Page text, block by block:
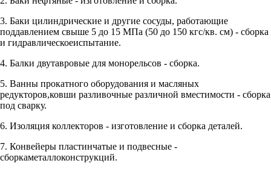
3. Баки цилиндрические и другие сосуды, работающие
поддавлением свыше 5 до 15 МПа (50 до 150 кгс/кв. см) - сборка
и гидравлическоеиспытание.
4. Балки двутавровые для монорельсов - сборка.
5. Ванны прокатного оборудования и масляных
редукторов,ковши разливочные различной вместимости - сборка
под сварку.
6. Изоляция коллекторов - изготовление и сборка деталей.
7. Конвейеры пластинчатые и подвесные -
сборкаметаллоконструкций.